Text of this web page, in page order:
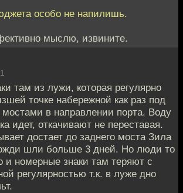
особо не напилишь.
мыслю, извините.
там из лужи, которая регулярно
точке набережной как раз под
в направлении порта. Воду
идет, откачивают не переставая.
достает до заднего моста Зила
шли больше 3 дней. Но люди то
и номерные знаки там теряют с
регулярностью т.к. в луже дно